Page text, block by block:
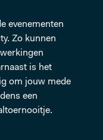
evenementen
Zo kunnen
is het
om jouw mede
een